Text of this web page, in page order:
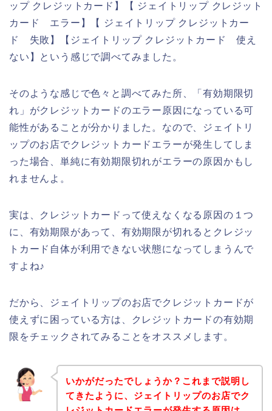
ップ クレジットカード】【 ジェイトリップ クレジット
カード エラー】【 ジェイトリップ クレジットカー
ド 失敗】【ジェイトリップ クレジットカード 使え
ない】という感じで調べてみました。
そのような感じで色々と調べてみた所、「有効期限切
れ」がクレジットカードのエラー原因になっている可
能性があることが分かりました。なので、ジェイトリ
ップのお店でクレジットカードエラーが発生してしま
った場合、単純に有効期限切れがエラーの原因かもし
れませんよ。
実は、クレジットカードって使えなくなる原因の１つ
に、有効期限があって、有効期限が切れるとクレジッ
トカード自体が利用できない状態になってしまうんで
すよね♪
だから、ジェイトリップのお店でクレジットカードが
使えずに困っている方は、クレジットカードの有効期
限をチェックされてみることをオススメします。
いかがだったでしょうか？これまで説明し
てきたように、ジェイトリップのお店でク